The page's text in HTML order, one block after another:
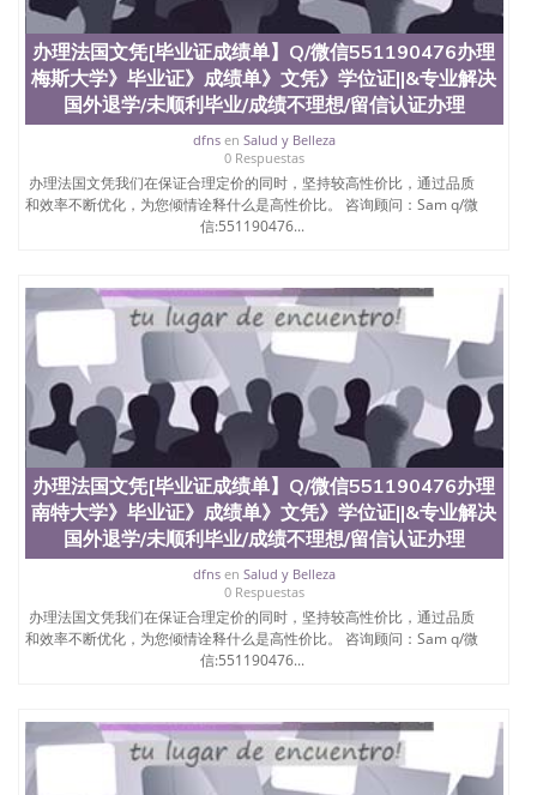
办理法国文凭[毕业证成绩单】Q/微信551190476办理
梅斯大学》毕业证》成绩单》文凭》学位证||&专业解决
国外退学/未顺利毕业/成绩不理想/留信认证办理
dfnsen Salud y Belleza
0 Respuestas
办理法国文凭我们在保证合理定价的同时，坚持较高性价比，通过品质
和效率不断优化，为您倾情诠释什么是高性价比。 咨询顾问：Sam q/微
信:551190476...
办理法国文凭[毕业证成绩单】Q/微信551190476办理
南特大学》毕业证》成绩单》文凭》学位证||&专业解决
国外退学/未顺利毕业/成绩不理想/留信认证办理
dfnsen Salud y Belleza
0 Respuestas
办理法国文凭我们在保证合理定价的同时，坚持较高性价比，通过品质
和效率不断优化，为您倾情诠释什么是高性价比。 咨询顾问：Sam q/微
信:551190476...